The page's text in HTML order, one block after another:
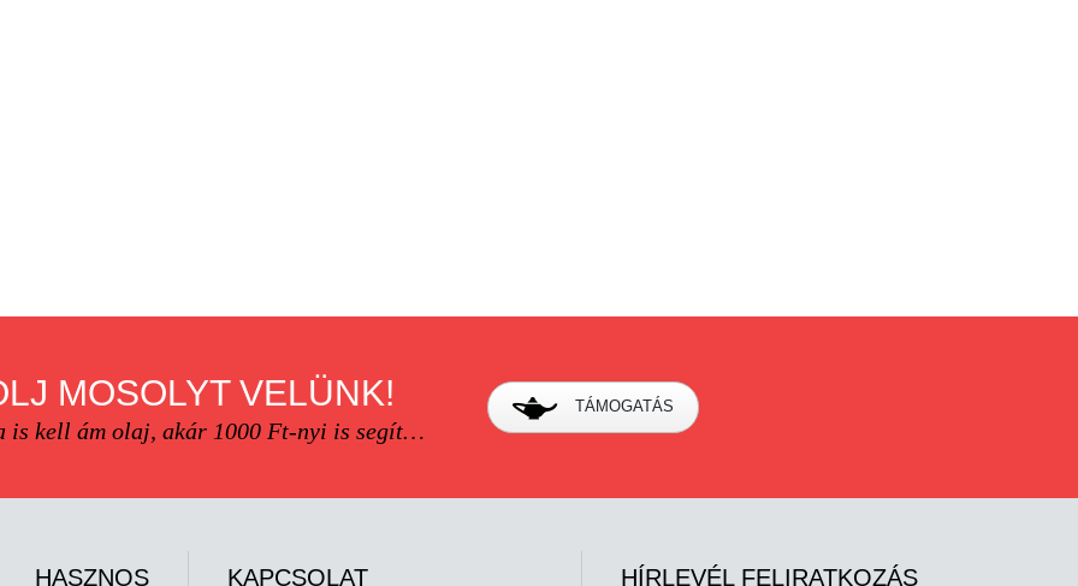
MOSOLYT VELÜNK!
is kell ám olaj, akár 1000 Ft-nyi is segít…
TÁMOGATÁS
HASZNOS KAPCSOLAT HÍRLEVÉL FELIRATKOZÁS